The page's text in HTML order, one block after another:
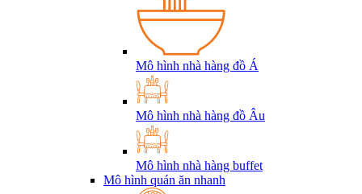
Mô hình nhà hàng đồ Á
Mô hình nhà hàng đồ Âu
Mô hình nhà hàng buffet
Mô hình quán ăn nhanh